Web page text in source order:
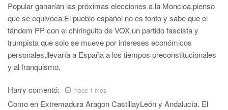
Popular ganarían las próximas elecciones a la Moncloa,pienso
que se equivoca.El pueblo español no es tonto y sabe que el
tándem PP con el chiringuito de VOX,un partido fascista y
trumpista que solo se mueve por intereses económicos
personales,llevaría a España a los tiempos preconstitucionales
y al franquismo.
Harry comentó: hace 1 mes
Como en Extremadura Aragon CastillayLeón y Andalucía. El